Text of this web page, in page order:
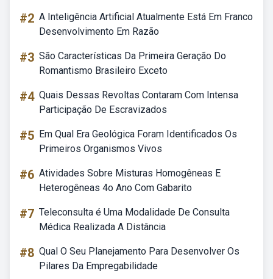
#2 A Inteligência Artificial Atualmente Está Em Franco
Desenvolvimento Em Razão
#3 São Características Da Primeira Geração Do
Romantismo Brasileiro Exceto
#4 Quais Dessas Revoltas Contaram Com Intensa
Participação De Escravizados
#5 Em Qual Era Geológica Foram Identificados Os
Primeiros Organismos Vivos
#6 Atividades Sobre Misturas Homogêneas E
Heterogêneas 4o Ano Com Gabarito
#7 Teleconsulta é Uma Modalidade De Consulta
Médica Realizada A Distância
#8 Qual O Seu Planejamento Para Desenvolver Os
Pilares Da Empregabilidade